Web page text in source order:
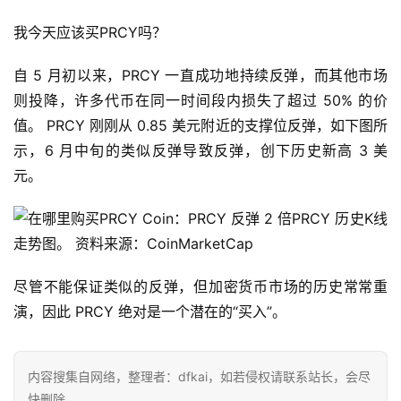
快
信
仰
a
h
9
9
指
我今天应该买PRCY吗？
自 5 月初以来，PRCY 一直成功地持续反弹，而其他市场
则投降，许多代币在同一时间段内损失了超过 50% 的价
值。 PRCY 刚刚从 0.85 美元附近的支撑位反弹，如下图所
示，6 月中旬的类似反弹导致反弹，创下历史新高 3 美
元。
PRCY 历史K线
走势图。 资料来源：CoinMarketCap
尽管不能保证类似的反弹，但加密货币市场的历史常常重
演，因此 PRCY 绝对是一个潜在的“买入”。
内容搜集自网络，整理者：dfkai，如若侵权请联系站长，会尽